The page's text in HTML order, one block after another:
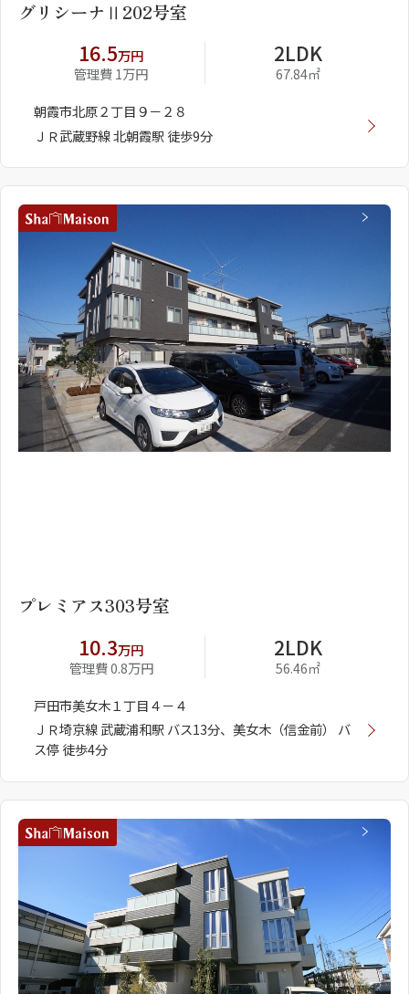
グリシーナⅡ202号室
16.5万円
管理費 1万円
2LDK
67.84㎡
朝霞市北原２丁目９－２８
ＪＲ武蔵野線 北朝霞駅 徒歩9分
プレミアス303号室
10.3万円
管理費 0.8万円
2LDK
56.46㎡
戸田市美女木１丁目４－４
ＪＲ埼京線 武蔵浦和駅 バス13分、美女木（信金前） バ
ス停 徒歩4分